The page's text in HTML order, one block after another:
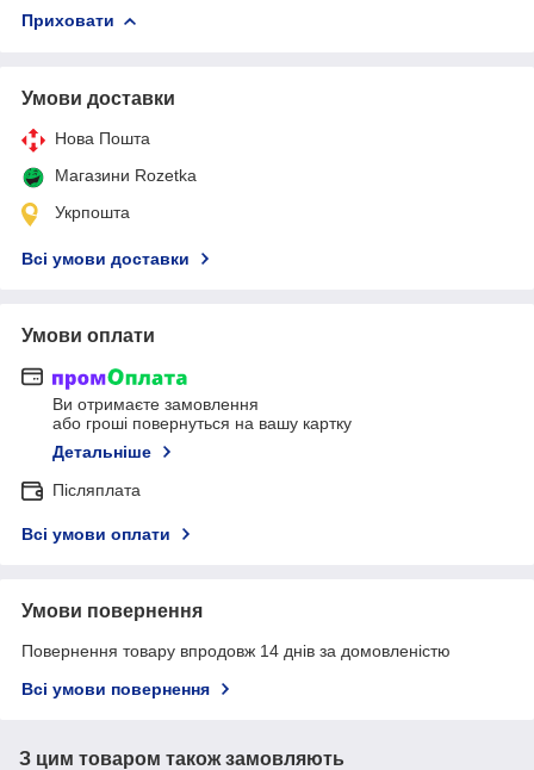
Приховати
Умови доставки
Нова Пошта
Магазини Rozetka
Укрпошта
Всі умови доставки
Умови оплати
Ви отримаєте замовлення
або гроші повернуться на вашу картку
Детальніше
Післяплата
Всі умови оплати
Умови повернення
Повернення товару впродовж 14 днів за домовленістю
Всі умови повернення
З цим товаром також замовляють